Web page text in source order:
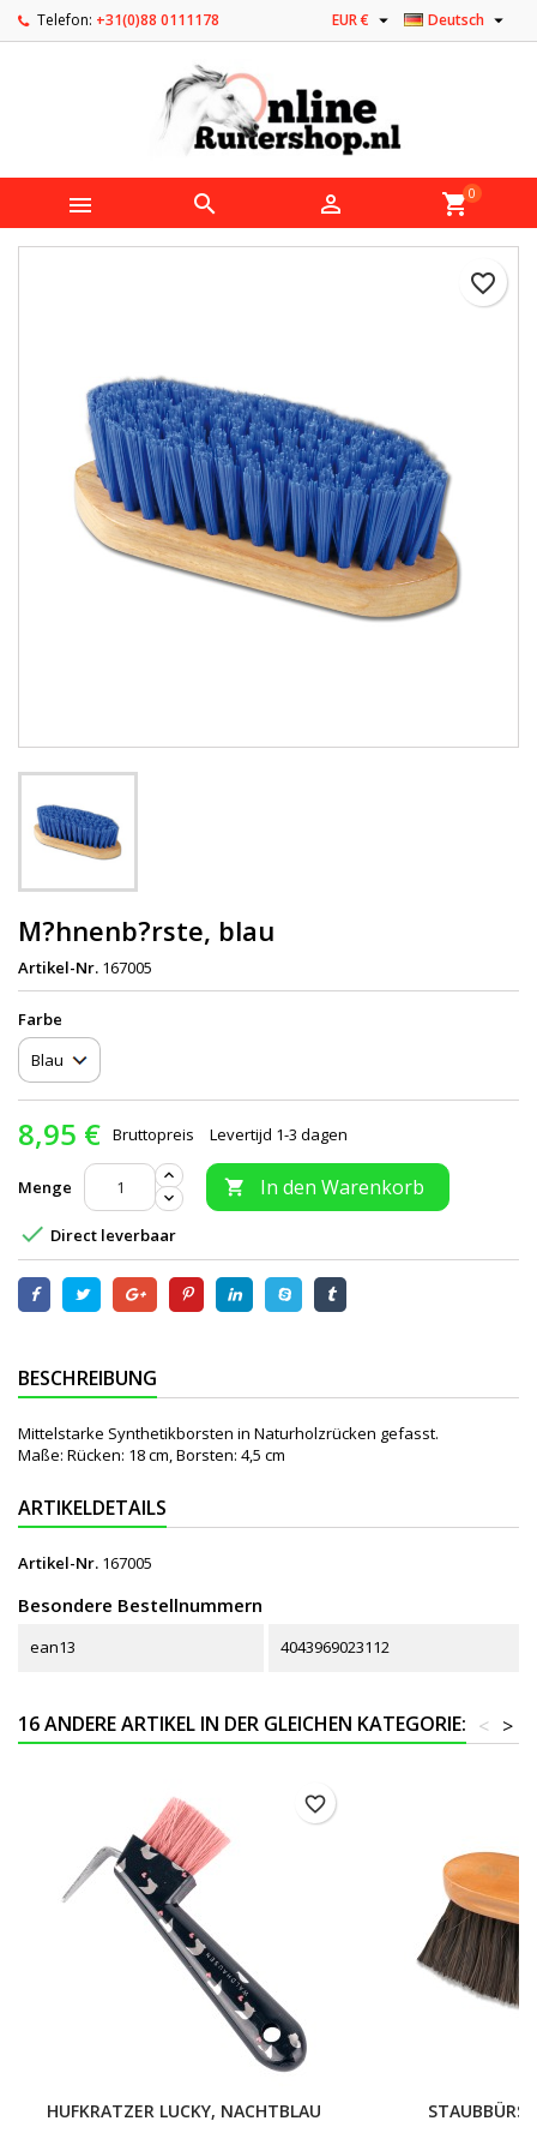
Telefon: +31(0)88 0111178 Deutsch 
EUR € 
   shopping_cart0
favorite_border
M?hnenb?rste, blau
Artikel-Nr. 167005
Farbe
8,95 € Bruttopreis Levertijd 1-3 dagen
Menge  In den Warenkorb
 Direct leverbaar
BESCHREIBUNG
Mittelstarke Synthetikborsten in Naturholzrücken gefasst.
Maße: Rücken: 18 cm, Borsten: 4,5 cm
ARTIKELDETAILS
Artikel-Nr. 167005
Besondere Bestellnummern
ean13 4043969023112
16 ANDERE ARTIKEL IN DER GLEICHEN KATEGORIE: >
<
HUFKRATZER LUCKY, NACHTBLAU
favorite_border